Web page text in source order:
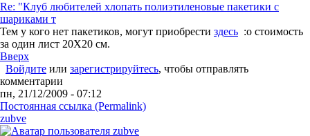
Re: "Клуб любителей хлопать полиэтиленовые пакетики с
шариками т
Тем у кого нет пакетиков, могут приобрести здесь :o стоимость
за один лист 20Х20 см.
Вверх
Войдите или зарегистрируйтесь, чтобы отправлять
комментарии
пн, 21/12/2009 - 07:12
Постоянная ссылка (Permalink)
zubve